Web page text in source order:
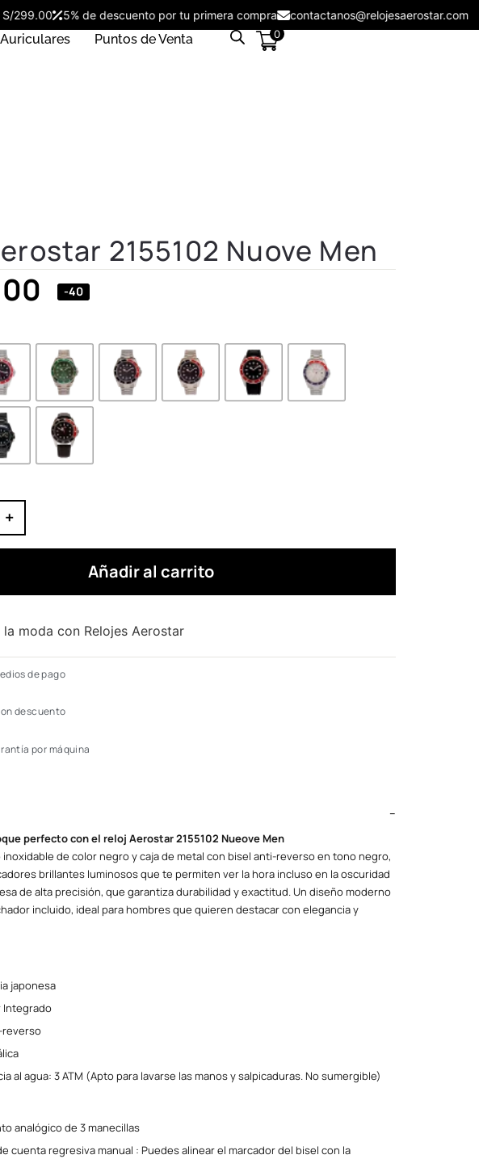
a S/299.00 5% de descuento por tu primera compra
Auriculares Puntos de Venta 0
2155102 Nuove Men
-40
+
Añadir al carrito
la moda con Relojes Aerostar
de pago
descuento
por máquina
perfecto con el reloj Aerostar 2155102 Nueove Men
inoxidable de color negro y caja de metal con bisel anti-reverso en tono negro,
brillantes luminososque te permiten ver la hora incluso en la oscuridad
de alta precisión, que garantiza durabilidad y exactitud. Un diseño moderno
incluido, ideal para hombres que quieren destacar con elegancia y
japonesa
Integrado
reverso
al agua: 3 ATM (Apto para lavarse las manos y salpicaduras. No sumergible)
analógico de 3 manecillas
cuenta regresiva manual : Puedes alinear el marcador del bisel con la